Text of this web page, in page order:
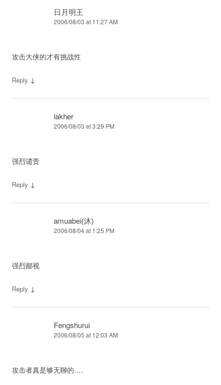
日月明王
2006/08/03 at 11:27 AM
攻击大侠的才有挑战性
Reply ↓
lakher
2006/08/03 at 3:29 PM
强烈谴责
Reply ↓
amuabei(沐)
2006/08/04 at 1:25 PM
强烈鄙视
Reply ↓
Fengshurui
2006/08/05 at 12:03 AM
攻击者真是够无聊的….